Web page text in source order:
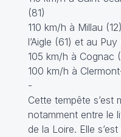
(81)
110 km/h à Millau
l’Aigle (61) et au
105 km/h à Cognac
100 km/h à
-
Cette tempête s’est
notamment entre le
de la Loire. Elle